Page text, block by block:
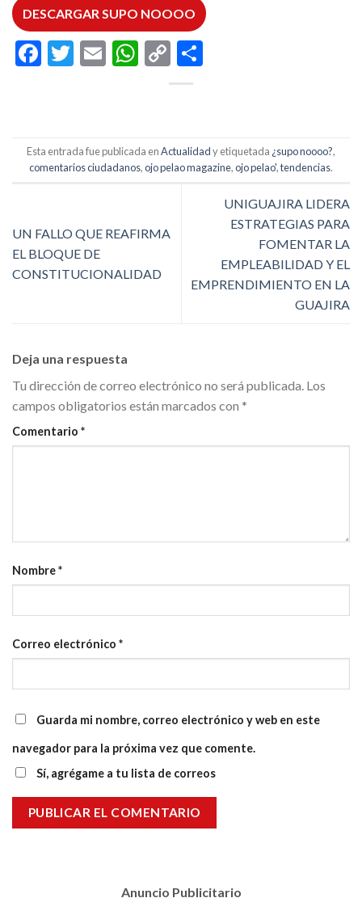
DESCARGAR SUPO NOOOO
Facebook
Twitter
EmailWhatsApp
Copy
Link
Esta entrada fue publicada enActualidady etiquetada ¿supo noooo?,
comentarios ciudadanos,ojo pelao magazine,ojo pelao',tendencias.
UN FALLO QUE REAFIRMA
EL BLOQUE DE
CONSTITUCIONALIDAD
UNIGUAJIRA LIDERA
ESTRATEGIAS PARA
FOMENTAR LA
EMPLEABILIDAD Y EL
EMPRENDIMIENTO EN LA
GUAJIRA
Deja una respuesta
Tu dirección de correo electrónico no será publicada. Los
campos obligatorios están marcados con *
Comentario *
Nombre*
Correo electrónico *
Guarda mi nombre, correo electrónico y web en este
navegador para la próxima vez que comente.
Sí, agrégame a tu lista de correos
Anuncio Publicitario